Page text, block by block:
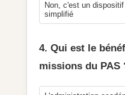
Non, c'est un
simplifié
4. Qui est le
missions du PAS